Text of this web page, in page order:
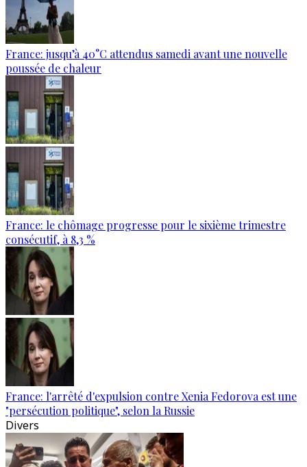
France: jusqu’à 40°C attendus samedi avant une nouvelle
poussée de chaleur
France: le chômage progresse pour le sixième trimestre
consécutif, à 8,3 %
France: l'arrêté d'expulsion contre Xenia Fedorova est une
"persécution politique", selon la Russie
Divers